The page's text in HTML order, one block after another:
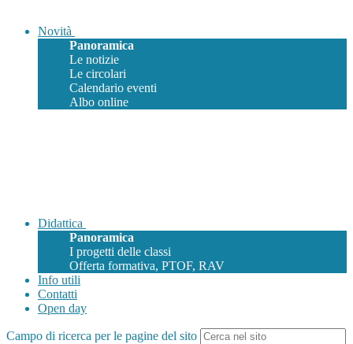
Novità
Panoramica
Le notizie
Le circolari
Calendario eventi
Albo online
Didattica
Panoramica
I progetti delle classi
Offerta formativa, PTOF, RAV
Info utili
Contatti
Open day
Campo di ricerca per le pagine del sito